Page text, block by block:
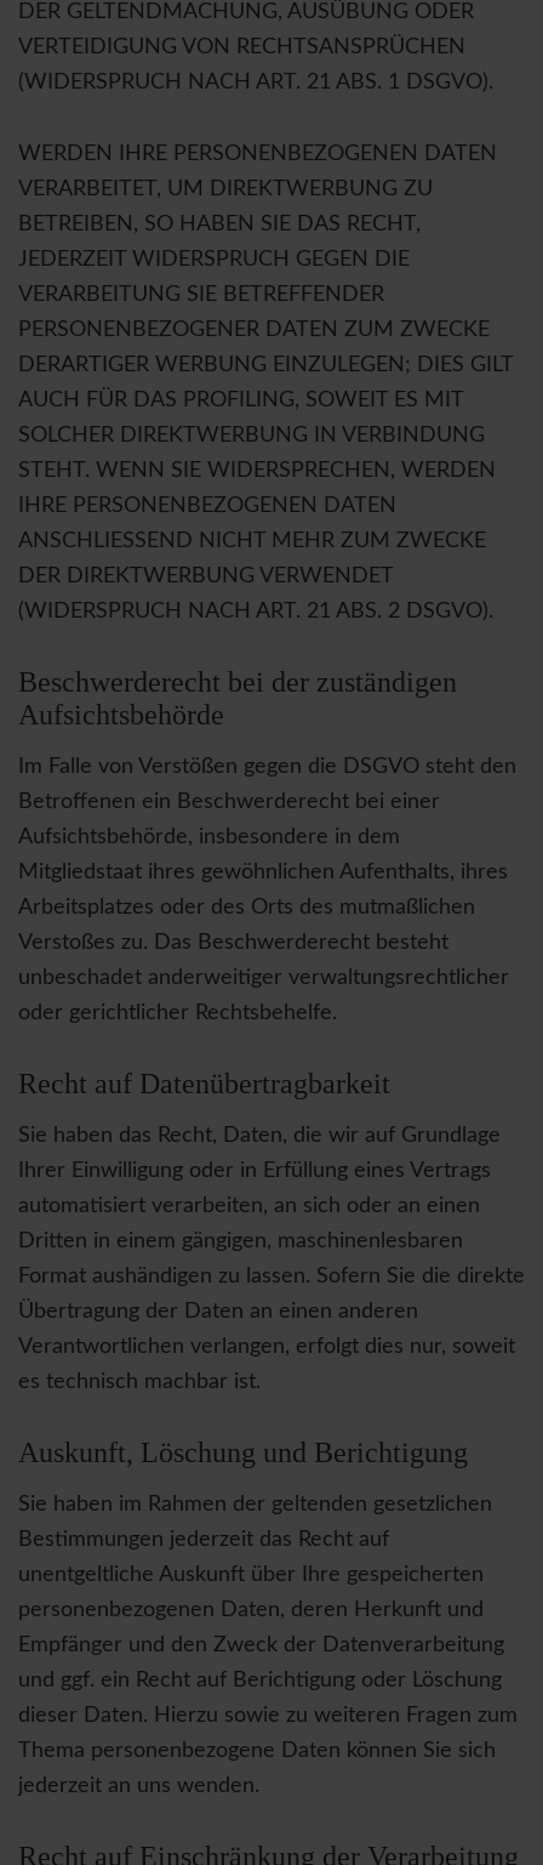
DER GELTENDMACHUNG, AUSÜBUNG ODER
VERTEIDIGUNG VON RECHTSANSPRÜCHEN
(WIDERSPRUCH NACH ART. 21 ABS. 1 DSGVO).
WERDEN IHRE PERSONENBEZOGENEN DATEN
VERARBEITET, UM DIREKTWERBUNG ZU
BETREIBEN, SO HABEN SIE DAS RECHT,
JEDERZEIT WIDERSPRUCH GEGEN DIE
VERARBEITUNG SIE BETREFFENDER
PERSONENBEZOGENER DATEN ZUM ZWECKE
DERARTIGER WERBUNG EINZULEGEN; DIES GILT
AUCH FÜR DAS PROFILING, SOWEIT ES MIT
SOLCHER DIREKTWERBUNG IN VERBINDUNG
STEHT. WENN SIE WIDERSPRECHEN, WERDEN
IHRE PERSONENBEZOGENEN DATEN
ANSCHLIESSEND NICHT MEHR ZUM ZWECKE
DER DIREKTWERBUNG VERWENDET
(WIDERSPRUCH NACH ART. 21 ABS. 2 DSGVO).
Beschwerde­recht bei der zuständigen
Aufsichts­behörde
Im Falle von Verstößen gegen die DSGVO steht den
Betroffenen ein Beschwerderecht bei einer
Aufsichtsbehörde, insbesondere in dem
Mitgliedstaat ihres gewöhnlichen Aufenthalts, ihres
Arbeitsplatzes oder des Orts des mutmaßlichen
Verstoßes zu. Das Beschwerderecht besteht
unbeschadet anderweitiger verwaltungsrechtlicher
oder gerichtlicher Rechtsbehelfe.
Recht auf Daten­übertrag­barkeit
Sie haben das Recht, Daten, die wir auf Grundlage
Ihrer Einwilligung oder in Erfüllung eines Vertrags
automatisiert verarbeiten, an sich oder an einen
Dritten in einem gängigen, maschinenlesbaren
Format aushändigen zu lassen. Sofern Sie die direkte
Übertragung der Daten an einen anderen
Verantwortlichen verlangen, erfolgt dies nur, soweit
es technisch machbar ist.
Auskunft, Löschung und Berichtigung
Sie haben im Rahmen der geltenden gesetzlichen
Bestimmungen jederzeit das Recht auf
unentgeltliche Auskunft über Ihre gespeicherten
personenbezogenen Daten, deren Herkunft und
Empfänger und den Zweck der Datenverarbeitung
und ggf. ein Recht auf Berichtigung oder Löschung
dieser Daten. Hierzu sowie zu weiteren Fragen zum
Thema personenbezogene Daten können Sie sich
jederzeit an uns wenden.
Recht auf Einschränkung der Verarbeitung